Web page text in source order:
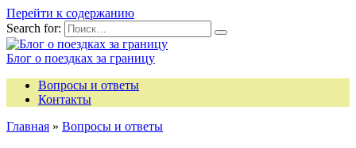
Перейти к содержанию
Search for:
Блог о поездках за границу
Вопросы и ответы
Контакты
Главная » Вопросы и ответы